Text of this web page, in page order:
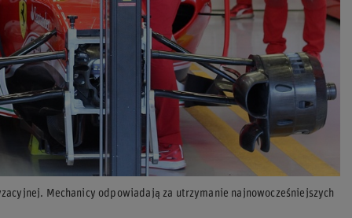
Mechanicy odpowiadają za utrzymanie najnowocześniejszych